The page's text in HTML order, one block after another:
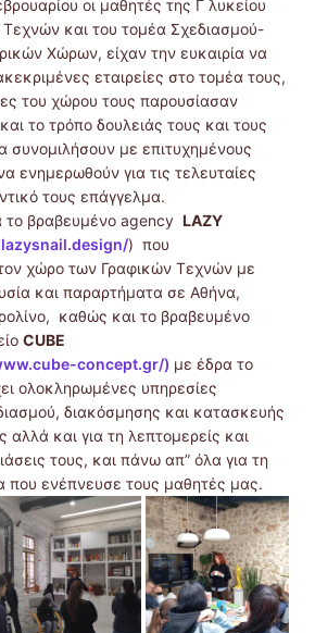
οι μαθητές της Γ λυκείου
και του τομέα Σχεδιασμού-
Χώρων, είχαν την ευκαιρία να
εταιρείες στο τομέα τους,
του χώρου τους παρουσίασαν
το τρόπο δουλειάς τους και τους
συνομιλήσουν με επιτυχημένους
ενημερωθούν για τις τελευταίες
τους επάγγελμα.
το βραβευμένο agency LAZY
) που
χώρο των Γραφικών Τεχνών με
και παραρτήματα σε Αθήνα,
καθώς και το βραβευμένο
CUBE
concept.gr/) με έδρα το
ολοκληρωμένες υπηρεσίες
διακόσμησης και κατασκευής
αλλά και για τη λεπτομερείς και
τους, και πάνω απ” όλα για τη
που ενέπνευσε τους μαθητές μας.